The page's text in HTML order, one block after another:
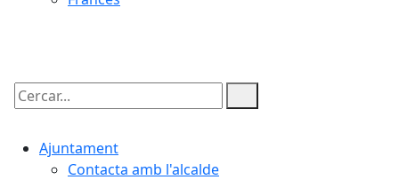
Cercar:
Ajuntament
Contacta amb l'alcalde